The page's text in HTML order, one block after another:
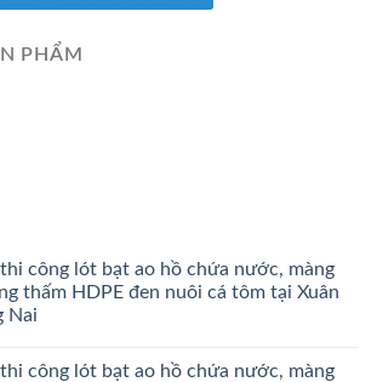
PHẨM
thi công lót bạt ao hồ chứa nước, màng
thấm HDPE đen nuôi cá tôm tại Xuân
Nai
thi công lót bạt ao hồ chứa nước, màng